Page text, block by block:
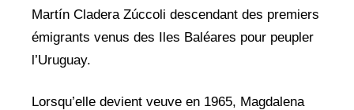
Martín Cladera Zúccoli descendant des premiers
émigrants venus des Iles Baléares pour peupler
l’Uruguay.
Lorsqu’elle devient veuve en 1965, Magdalena